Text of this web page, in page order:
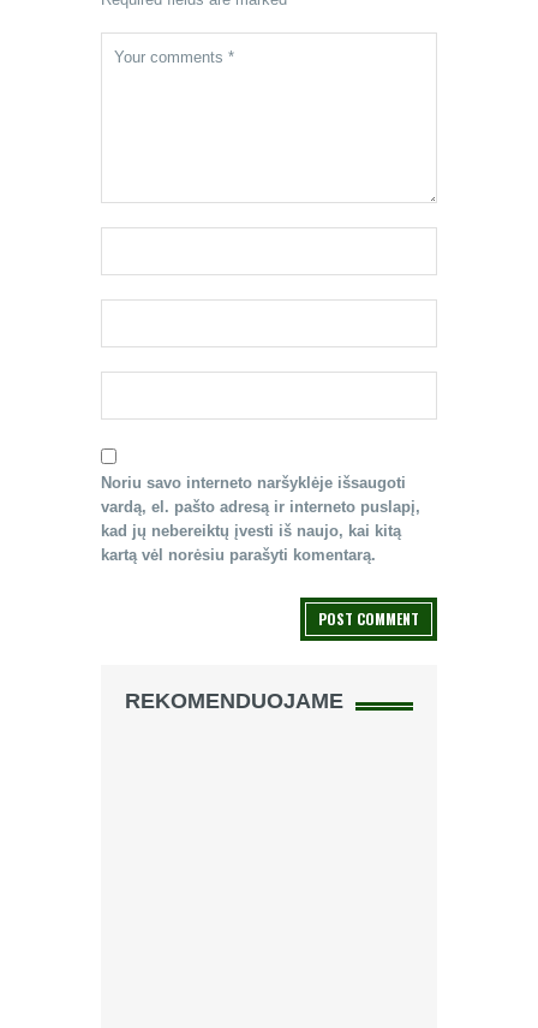
Noriu savo interneto naršyklėje išsaugoti
vardą, el. pašto adresą ir interneto puslapį,
kad jų nebereiktų įvesti iš naujo, kai kitą
kartą vėl norėsiu parašyti komentarą.
REKOMENDUOJAME